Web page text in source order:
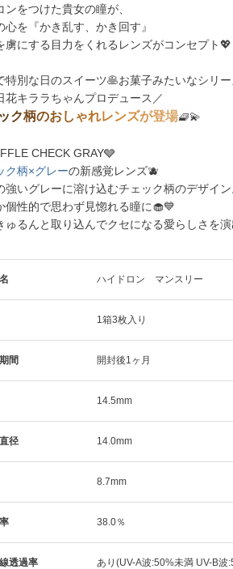
ンをつけた貴女の瞳が、
心を『かき乱す、かき回す』
虜にする目力をくれるレンズがコンセプト💖
特別な日のスイーツ🥞お菓子みたいなシリ
花キララちゃんプロデュース／
ック柄のおし ゃれレンズが登場🧇💫
CHECK GRAY🩶
ク柄×グレーの新感覚レンズ🫐
強いグレーに溶け込むチェック柄のデザイン
個性的で思わず見惚れる瞳に🧁💙
ゅるんと取り込んでクセになる愛らしさを演
ハイドロン マンスリー
1箱3枚入り
間 開封後1ヶ月
14.5mm
径 14.0mm
8.7mm
38.0％
透過率 あり(UV-A波:50%未満 UV-B波